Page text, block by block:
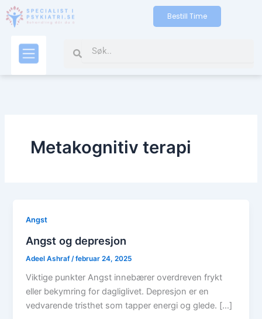
Bestill Time
Search
Metakognitiv terapi
Angst
Angst og depresjon
Adeel Ashraf /februar 24, 2025
Viktige punkter Angst innebærer overdreven frykt
eller bekymring for dagliglivet. Depresjon er en
vedvarende tristhet som tapper energi og glede. […]